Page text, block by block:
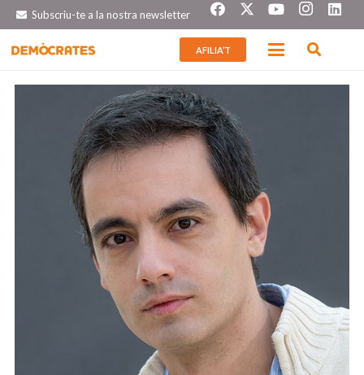
Subscriu-te a la nostra newsletter
AFILIA’T